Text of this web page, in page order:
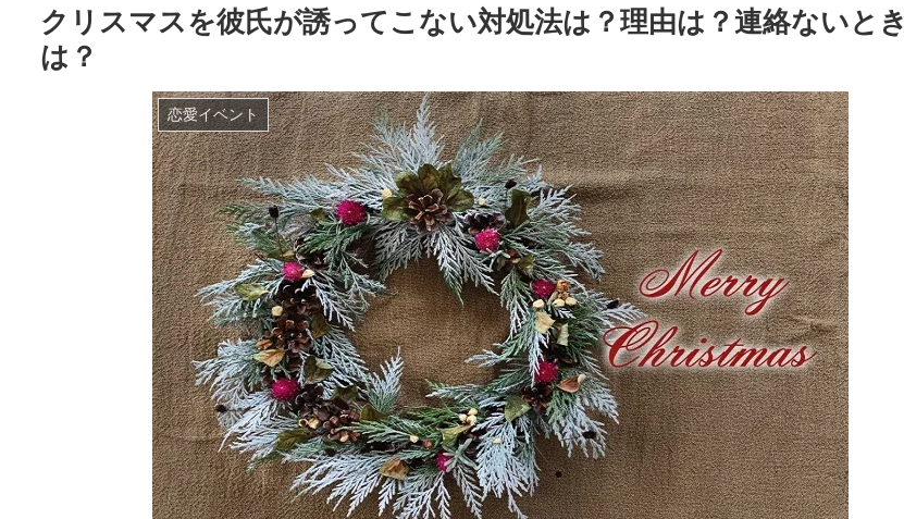
クリスマスを彼氏が誘ってこない対処法は？理由は？連絡ないとき
は？
恋愛イベント